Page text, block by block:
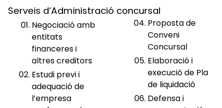
Serveis d’Administració concursal
Negociació amb
entitats
financeres i
altres creditors
Estudi previ i
adequació de
l’empresa
Proposta de
Conveni
Concursal
Elaboració i
execució de Pla
de liquidació
Defensa i